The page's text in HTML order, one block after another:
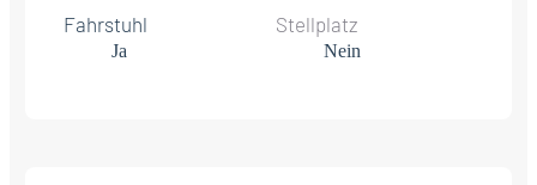
Fahrstuhl
Ja
Stellplatz
Nein